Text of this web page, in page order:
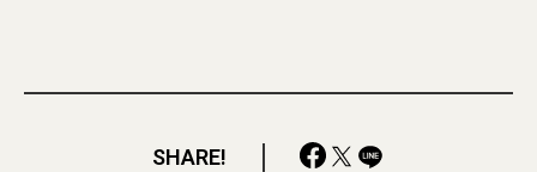
SHARE!